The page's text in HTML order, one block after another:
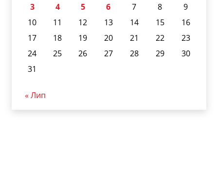
3
4 5 6 7 8
9
10
11 12 13 14 15
16
17
18 19 20 21 22
23
24
25 26 27 28 29
30
31
« Лип